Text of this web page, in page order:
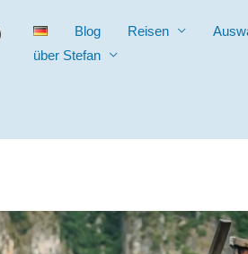
Blog Reisen
über Stefan